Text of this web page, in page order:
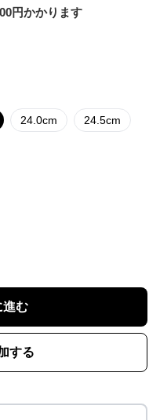
円かかります
24.0cm 24.5cm
進む
する